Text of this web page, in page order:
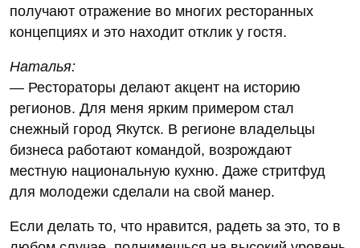
получают отражение во многих ресторанных
концепциях и это находит отклик у гостя.
Наталья:
— Рестораторы делают акцент на историю
регионов. Для меня ярким примером стал
снежный город Якутск. В регионе владельцы
бизнеса работают командой, возрождают
местную национальную кухню. Даже стритфуд
для молодежи сделали на свой манер.
Если делать то, что нравится, радеть за это, то в